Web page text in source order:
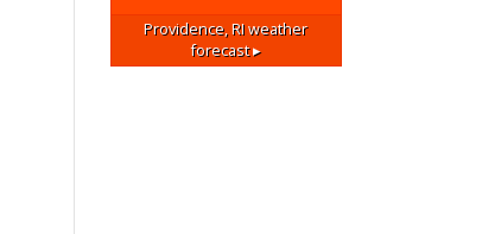
Providence, RIweather
forecast ▸